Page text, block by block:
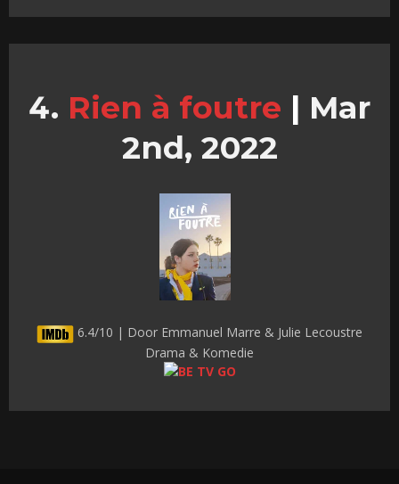
Rien à foutre | Mar
2nd, 2022
6.4/10 | Door Emmanuel Marre & Julie Lecoustre
Drama & Komedie